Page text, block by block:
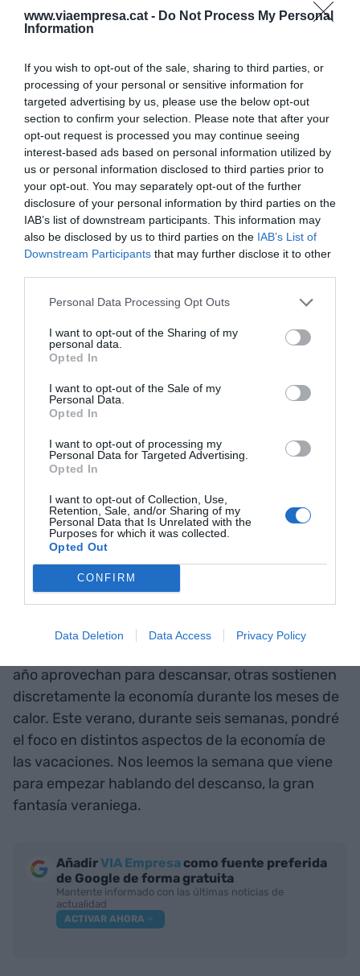
www.viaempresa.cat - Do Not Process My Personal
Information
If you wish to opt-out of the sale, sharing to third parties, or
processing of your personal or sensitive information for
targeted advertising by us, please use the below opt-out
section to confirm your selection. Please note that after your
opt-out request is processed you may continue seeing
interest-based ads based on personal information utilized by
us or personal information disclosed to third parties prior to
your opt-out. You may separately opt-out of the further
disclosure of your personal information by third parties on the
IAB’s list of downstream participants. This information may
also be disclosed by us to third parties on the IAB’s List of
Downstream Participants that may further disclose it to other
Personal Data Processing Opt Outs
I want to opt-out of the Sharing of my
personal data.
Opted In
I want to opt-out of the Sale of my
Personal Data.
Opted In
I want to opt-out of processing my
Personal Data for Targeted Advertising.
Opted In
I want to opt-out of Collection, Use,
Retention, Sale, and/or Sharing of my
Personal Data that Is Unrelated with the
Purposes for which it was collected.
Opted Out
CONFIRM
Data Deletion Data Access Privacy Policy
temporada son precarios? Podría decirse que la
falta de recursos en los sectores turísticos hace
condiciones que se pueden ofrecer no sean las
mejores. Pero esto no es tanto una realidad como
el resultado de unas políticas públicas
insuficientes y reactivas, sumado a una falta de
reconocimiento y de valoración social del trabajo
de temporada en sectores clave como la
agricultura o el turismo, que, en última instancia,
genera una reproducción de desigualdades
estructurales. El trabajo de temporada no debería
regulación ni una opción de recurso para las
sino una actividad reconocida, regulada y que
aporte perspectivas de futuro para quienes lo
desempeñan y también para sectores clave de la
economía de nuestro país.
"La falta de recursos en
sectores turísticos hace que
las temporadas sean muy
ajustadas y que las
condiciones que se pueden
ofrecer no sean las mejores"
año aprovechan para descansar, otras sostienen
discretamente la economía durante los meses de
calor. Este verano, durante seis semanas, pondré
el foco en distintos aspectos de la economía de
las vacaciones. Nos leemos la semana que viene
para empezar hablando del descanso, la gran
fantasía veraniega.
AñadirVIA Empresa como fuente preferida
de Google de forma gratuita
Mantente informado con las últimas noticias de
actualidad
ACTIVAR AHORA